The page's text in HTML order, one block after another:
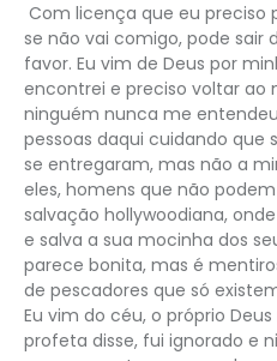
Com licença que eu preciso
se não vai comigo, pode sair
favor. Eu vim de Deus por
encontrei e preciso voltar ao
ninguém nunca me
pessoas daqui cuidando que
se entregaram, mas não a
eles, homens que não
salvação hollywoodiana,
e salva a sua mocinha dos
parece bonita, mas é
de pescadores que só
Eu vim do céu, o próprio
profeta disse, fui ignorado e